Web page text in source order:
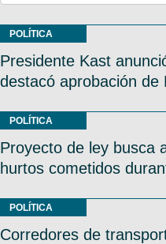
POLÍTICA
Presidente Kast
destacó aprobación de
POLÍTICA
Proyecto de ley busca
hurtos cometidos
POLÍTICA
Corredores de